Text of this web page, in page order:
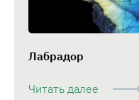
Лабрадор
Читать далее